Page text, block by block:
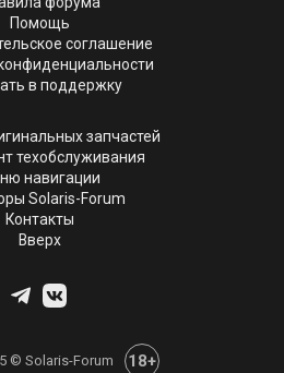
Помощь
соглашение
в поддержку
запчастей
техобслуживания
навигации
Solaris-Forum
Контакты
Вверх
© Solaris-Forum 18+